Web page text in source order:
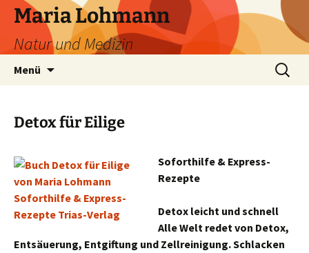
Zum
Inhalt
springen
Maria Lohmann
Natur und Medizin
Menü
Suchen
nach:
Detox für Eilige
Soforthilfe & Express-
Rezepte
Detox leicht und schnell
Alle Welt redet von Detox,
Entsäuerung, Entgiftung und Zellreinigung. Schlacken